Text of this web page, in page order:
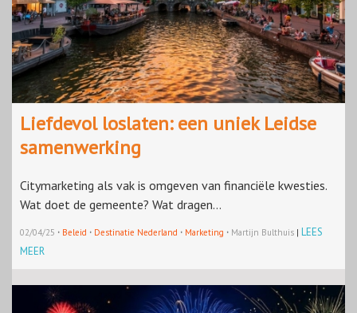
Liefdevol loslaten: een uniek Leidse
samenwerking
Citymarketing als vak is omgeven van financiële kwesties.
Wat doet de gemeente? Wat dragen...
02/04/25 · Beleid · Destinatie Nederland · Marketing · Martijn Bulthuis | LEES
MEER